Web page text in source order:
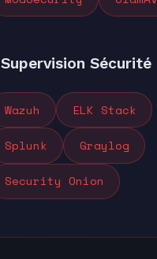
Supervision Sécurité
Wazuh ELK Stack
Splunk Graylog
Security Onion